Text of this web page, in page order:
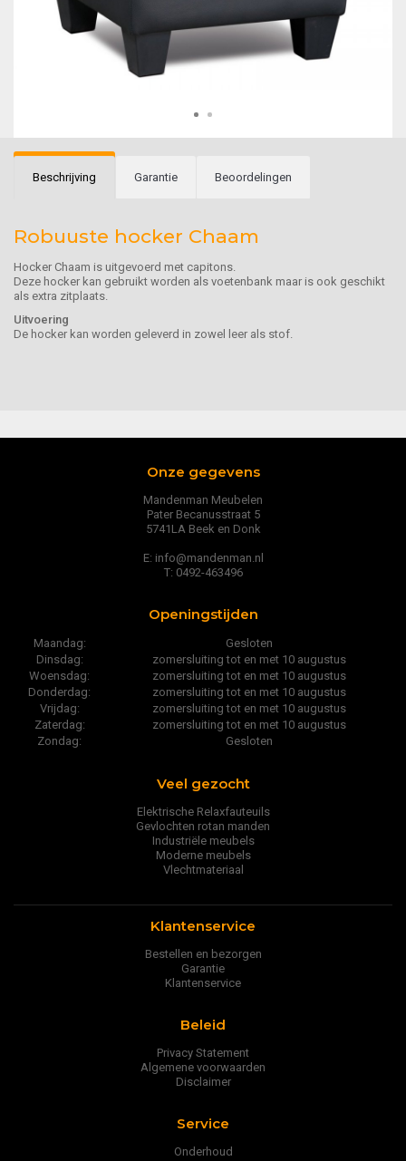
Beschrijving Garantie Beoordelingen
Robuuste hocker Chaam
Hocker Chaam is uitgevoerd met capitons.
Deze hocker kan gebruikt worden als voetenbank maar is ook geschikt
als extra zitplaats.
Uitvoering
De hocker kan worden geleverd in zowel leer als stof.
Onze gegevens
Mandenman Meubelen
Pater Becanusstraat 5
5741LA Beek en Donk
E: info@mandenman.nl
T: 0492-463496
Openingstijden
Maandag:
Gesloten
Dinsdag:
zomersluiting tot en met 10 augustus
Woensdag:
zomersluiting tot en met 10 augustus
Donderdag:
zomersluiting tot en met 10 augustus
Vrijdag:
zomersluiting tot en met 10 augustus
Zaterdag:
zomersluiting tot en met 10 augustus
Zondag:
Gesloten
Veel gezocht
Elektrische Relaxfauteuils
Gevlochten rotan manden
Industriële meubels
Moderne meubels
Vlechtmateriaal
Klantenservice
Bestellen en bezorgen
Garantie
Klantenservice
Beleid
Privacy Statement
Algemene voorwaarden
Disclaimer
Service
Onderhoud